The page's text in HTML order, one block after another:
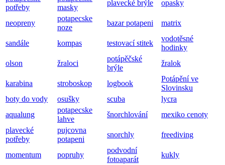
potřeby
masky
plavecké brýle opasky
neopreny
potapecske
noze
bazar potapeni matrix
sandále kompas testovací stitek
vodotěsné
hodinky
olson
žraloci
potápěčské
brýle
žralok
karabina stroboskop logbook
Potápění ve
Slovinsku
boty do vody
osušky scuba
lycra
aqualung
potapecske
lahve
šnorchlování
mexiko cenoty
plavecké
potřeby
pujcovna
potapeni
snorchly freediving
momentum popruhy
podvodní
fotoaparát
kukly